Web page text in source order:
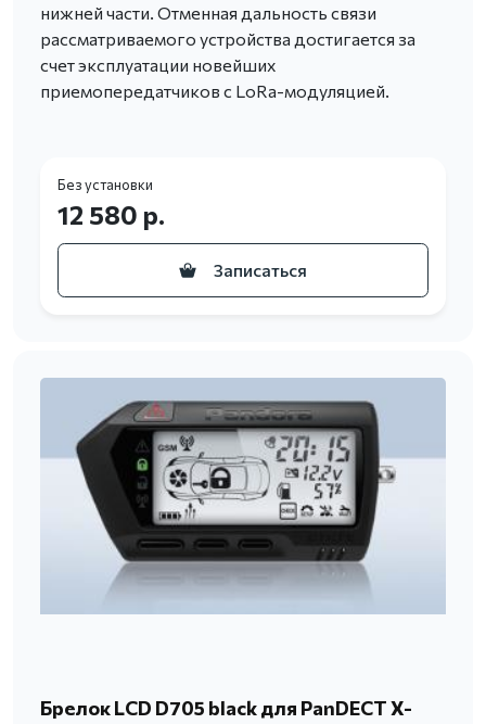
нижней части. Отменная дальность связи
рассматриваемого устройства достигается за
счет эксплуатации новейших
приемопередатчиков с LoRa-модуляцией.
Без установки
12 580 р.
Записаться
Брелок LCD D705 black для PanDECT X-